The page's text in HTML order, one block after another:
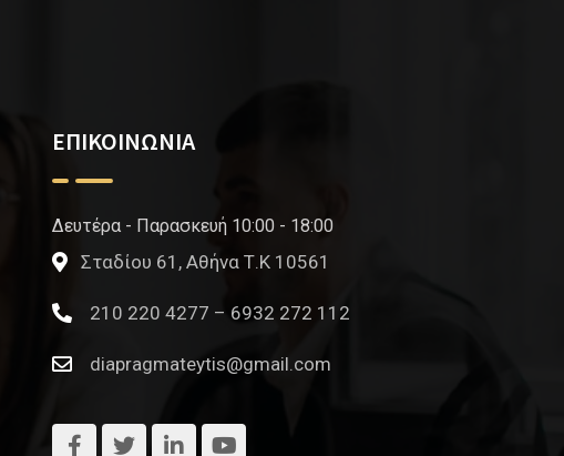
ΕΠΙΚΟΙΝΩΝΙΑ
Δευτέρα - Παρασκευή 10:00 - 18:00
Σταδίου 61, Αθήνα Τ.Κ 10561
210 220 4277 – 6932 272 112
diapragmateytis@gmail.com